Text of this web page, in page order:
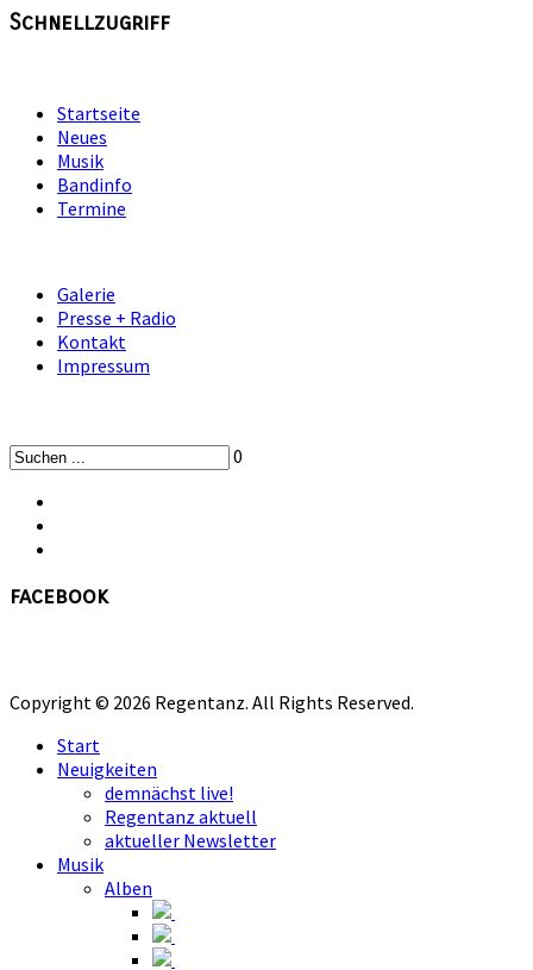
Schnellzugriff
Startseite
Neues
Musik
Bandinfo
Termine
Galerie
Presse + Radio
Kontakt
Impressum
0
facebook
Copyright © 2026 Regentanz. All Rights Reserved.
Start
Neuigkeiten
demnächst live!
Regentanz aktuell
aktueller Newsletter
Musik
Alben